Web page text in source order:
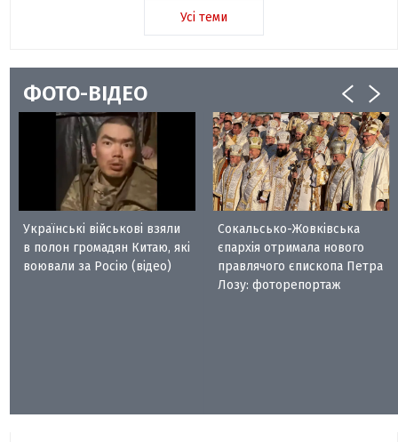
Усі теми
ФОТО-ВІДЕО
Українські військові взяли
в полон громадян Китаю, які
воювали за Росію (відео)
Сокальсько-Жовківська
єпархія отримала нового
правлячого єпископа Петра
Лозу: фоторепортаж